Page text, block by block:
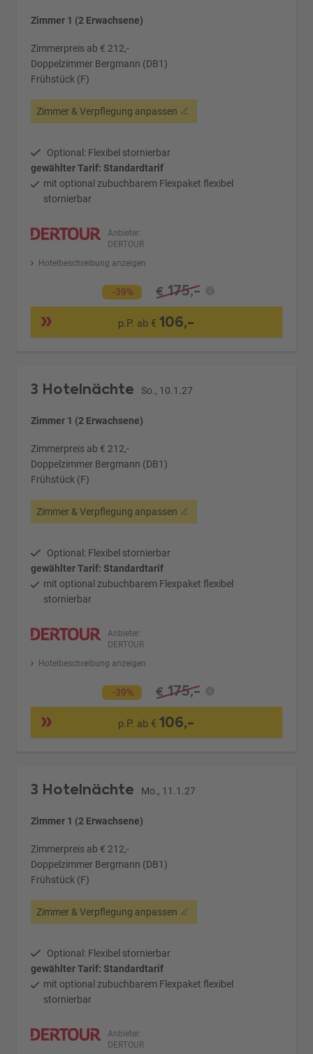
Zimmer 1 (2 Erwachsene)
Zimmerpreis ab € 212,-
Doppelzimmer Bergmann (DB1)
Frühstück (F)
Zimmer & Verpflegung anpassen
Optional: Flexibel stornierbar
gewählter Tarif: Standardtarif
mit optional zubuchbarem Flexpaket flexibel
stornierbar
Anbieter:
DERTOUR
Hotelbeschreibung anzeigen
-39% € 175,-
p.P. ab €106,-
3 Hotelnächte So., 10.1.27
Zimmer 1 (2 Erwachsene)
Zimmerpreis ab € 212,-
Doppelzimmer Bergmann (DB1)
Frühstück (F)
Zimmer & Verpflegung anpassen
Optional: Flexibel stornierbar
gewählter Tarif: Standardtarif
mit optional zubuchbarem Flexpaket flexibel
stornierbar
Anbieter:
DERTOUR
Hotelbeschreibung anzeigen
-39% € 175,-
p.P. ab €106,-
3 Hotelnächte Mo., 11.1.27
Zimmer 1 (2 Erwachsene)
Zimmerpreis ab € 212,-
Doppelzimmer Bergmann (DB1)
Frühstück (F)
Zimmer & Verpflegung anpassen
Optional: Flexibel stornierbar
gewählter Tarif: Standardtarif
mit optional zubuchbarem Flexpaket flexibel
stornierbar
Anbieter:
DERTOUR